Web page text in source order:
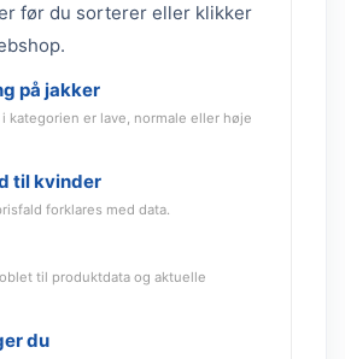
før du sorterer eller klikker
på jakker
kategorien er lave, normale eller høje
til kvinder
forklares med data.
til produktdata og aktuelle
du